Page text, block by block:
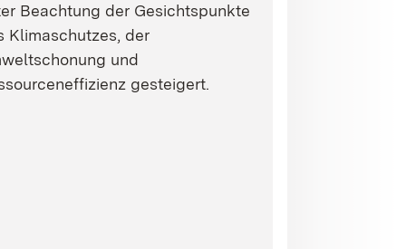
Beachtung der Gesichtspunkte
Klimaschutzes, der
und
gesteigert.